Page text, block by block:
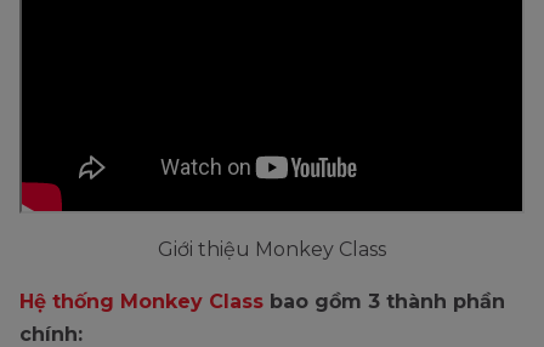
Giới thiệu Monkey Class
Hệ thống Monkey Class bao gồm 3 thành phần
chính: